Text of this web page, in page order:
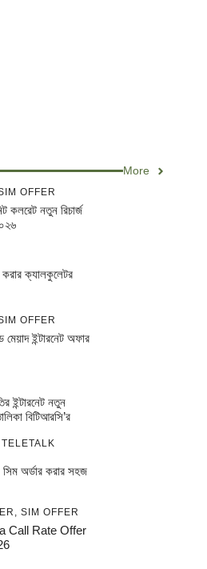
More
OFFER
কলরেট নতুন রিচার্জ
করার ক্যালকুলেটর
OFFER
মেয়াদ ইন্টারনেট অফার
ইন্টারনেট নতুন
বিটিআরসি’র
TELETALK
সিম অর্ডার করার সহজ
, SIM OFFER
Call Rate Offer